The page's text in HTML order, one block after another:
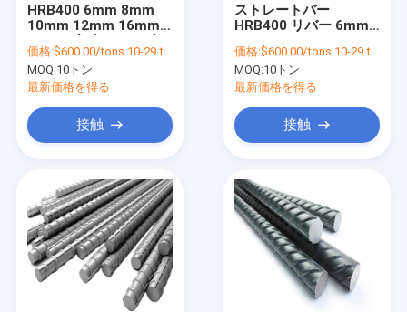
HRB400 6mm 8mm
10mm 12mm 16mm
形鋼棒リバーと加工サ
ービスデコイル
価格:$600.00/tons 10-29 tons
MOQ:10トン
最新価格を得る
接触
ストレートバー
HRB400 リバー 6mm
16mm 20mm 溶接効率
とサービスのための炭
素鋼スレッド鉄棒
価格:$600.00/tons 10-29 tons
MOQ:10トン
最新価格を得る
接触